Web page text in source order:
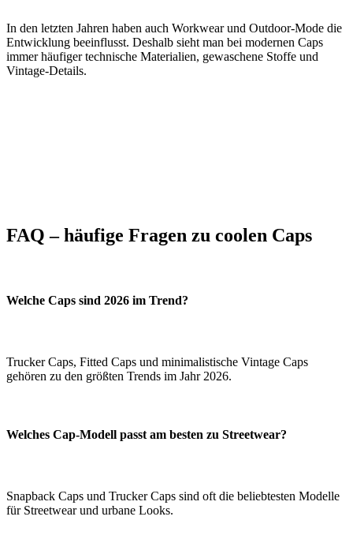
In den letzten Jahren haben auch Workwear und Outdoor-Mode die
Entwicklung beeinflusst. Deshalb sieht man bei modernen Caps
immer häufiger technische Materialien, gewaschene Stoffe und
Vintage-Details.
FAQ – häufige Fragen zu coolen Caps
Welche Caps sind 2026 im Trend?
Trucker Caps, Fitted Caps und minimalistische Vintage Caps
gehören zu den größten Trends im Jahr 2026.
Welches Cap-Modell passt am besten zu Streetwear?
Snapback Caps und Trucker Caps sind oft die beliebtesten Modelle
für Streetwear und urbane Looks.